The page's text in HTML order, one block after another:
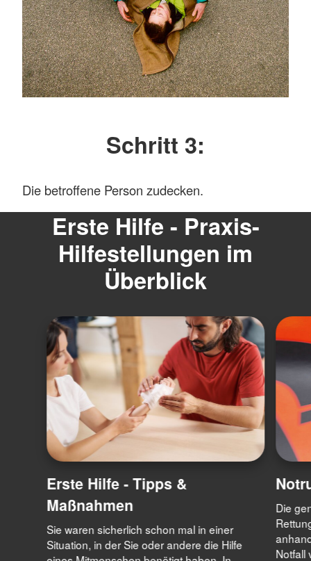
Schritt 3:
Die betroffene Person zudecken.
Erste Hilfe - Praxis-
Hilfestellungen im
Überblick
Erste Hilfe - Tipps &
Maßnahmen
Sie waren sicherlich schon mal in einer
Situation, in der Sie oder andere die Hilfe
Die
Notfall